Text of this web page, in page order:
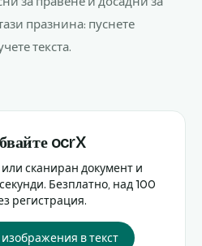
празнина: пуснете
текста.
ocrX
сканиран документ и
Безплатно, над 100
регистрация.
в текст